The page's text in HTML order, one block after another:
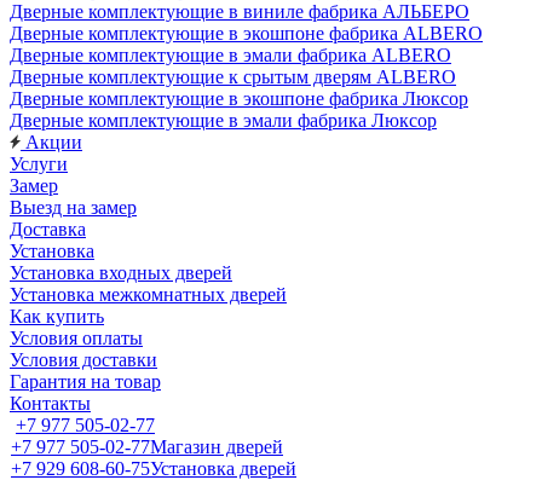
Дверные комплектующие в виниле фабрика АЛЬБЕРО
Дверные комплектующие в экошпоне фабрика ALBERO
Дверные комплектующие в эмали фабрика ALBERO
Дверные комплектующие к срытым дверям ALBERO
Дверные комплектующие в экошпоне фабрика Люксор
Дверные комплектующие в эмали фабрика Люксор
Акции
Услуги
Замер
Выезд на замер
Доставка
Установка
Установка входных дверей
Установка межкомнатных дверей
Как купить
Условия оплаты
Условия доставки
Гарантия на товар
Контакты
+7 977 505-02-77
+7 977 505-02-77Магазин дверей
+7 929 608-60-75Установка дверей